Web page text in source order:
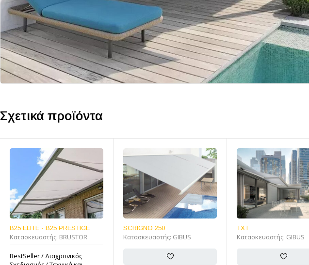
Σχετικά προϊόντα
SCRIGNO 250
Κατασκευαστής: GIBUS
TXT
Κατασκευαστής: GIBUS
SEMINA
Κατασκευαστής: WEINOR